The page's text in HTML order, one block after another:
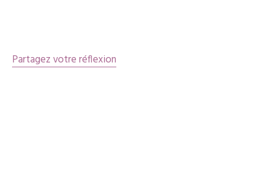
Partagez votre réflexion